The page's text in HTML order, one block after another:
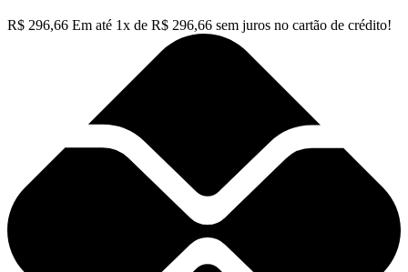
R$ 296,66 Em até 1x de R$ 296,66 sem juros no cartão de crédito!